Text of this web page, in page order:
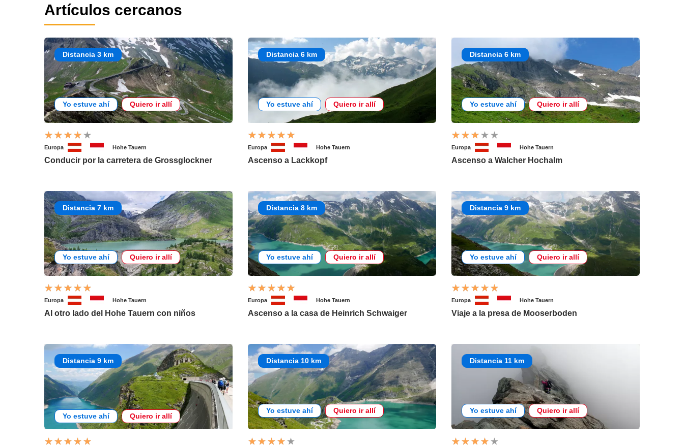
Artículos cercanos
Distancia 3 km
Yo estuve ahí Quiero ir allí
Europa Hohe Tauern
Conducir por la carretera de Grossglockner
Distancia 6 km
Yo estuve ahí Quiero ir allí
Europa Hohe Tauern
Ascenso a Lackkopf
Distancia 6 km
Yo estuve ahí Quiero ir allí
Europa Hohe Tauern
Ascenso a Walcher Hochalm
Distancia 7 km
Yo estuve ahí Quiero ir allí
Europa Hohe Tauern
Al otro lado del Hohe Tauern con niños
Distancia 8 km
Yo estuve ahí Quiero ir allí
Europa Hohe Tauern
Ascenso a la casa de Heinrich Schwaiger
Distancia 9 km
Yo estuve ahí Quiero ir allí
Europa Hohe Tauern
Viaje a la presa de Mooserboden
Distancia 9 km
Yo estuve ahí Quiero ir allí
Distancia 10 km
Yo estuve ahí Quiero ir allí
Distancia 11 km
Yo estuve ahí Quiero ir allí